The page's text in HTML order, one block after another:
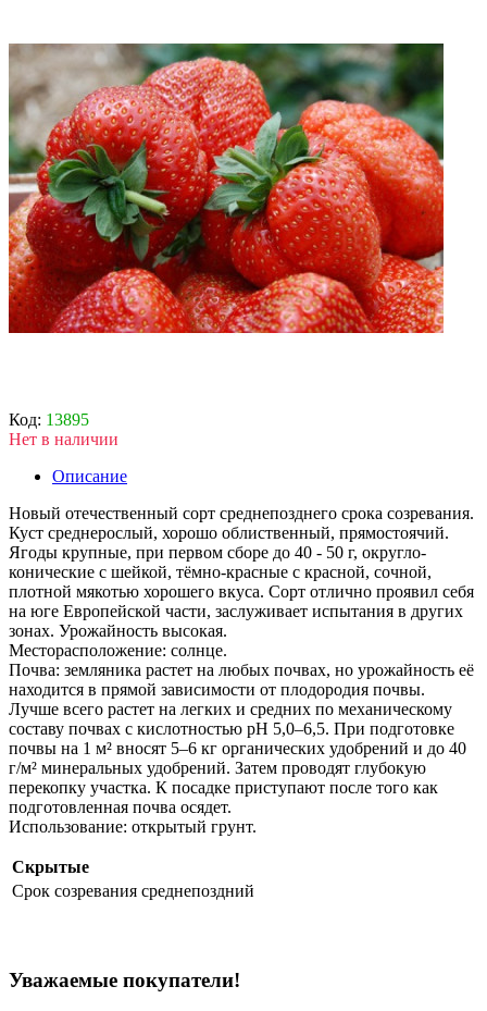
Код: 13895
Нет в наличии
Описание
Новый отечественный сорт среднепозднего срока созревания.
Куст среднерослый, хорошо облиственный, прямостоячий.
Ягоды крупные, при первом сборе до 40 - 50 г, округло-
конические с шейкой, тёмно-красные с красной, сочной,
плотной мякотью хорошего вкуса. Сорт отлично проявил себя
на юге Европейской части, заслуживает испытания в других
зонах. Урожайность высокая.
Месторасположение: солнце.
Почва: земляника растет на любых почвах, но урожайность её
находится в прямой зависимости от плодородия почвы.
Лучше всего растет на легких и средних по механическому
составу почвах с кислотностью рН 5,0–6,5. При подготовке
почвы на 1 м² вносят 5–6 кг органических удобрений и до 40
г/м² минеральных удобрений. Затем проводят глубокую
перекопку участка. К посадке приступают после того как
подготовленная почва осядет.
Использование: открытый грунт.
Скрытые
Срок созревания среднепоздний
Уважаемые покупатели!